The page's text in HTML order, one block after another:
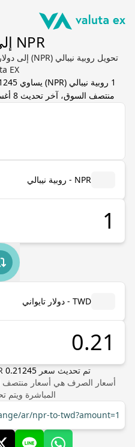
NPR إلى TWD
EX
1 روبية نيبالي (
NPR) يساوي
منتصف السوق، آخر تحديث 8 أغسطس 2026 في 10:50 ص UTC
NPR - روبية نيبالي
TWD - دولار تايواني
تم تحديث سعر 0.21245
أسعار الصرف هي أسعار منتصف
المباشرة ويتم
ar/npr-to-twd?amount=1